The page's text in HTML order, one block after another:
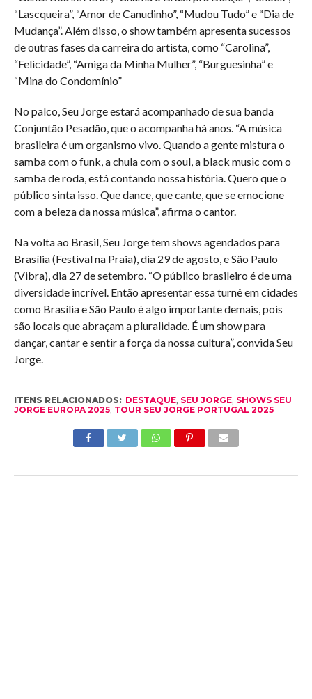
“Lascqueira”, “Amor de Canudinho”, “Mudou Tudo” e “Dia de
Mudança”. Além disso, o show também apresenta sucessos
de outras fases da carreira do artista, como “Carolina”,
“Felicidade”, “Amiga da Minha Mulher”, “Burguesinha” e
“Mina do Condomínio”
No palco, Seu Jorge estará acompanhado de sua banda
Conjuntão Pesadão, que o acompanha há anos. “A música
brasileira é um organismo vivo. Quando a gente mistura o
samba com o funk, a chula com o soul, a black music com o
samba de roda, está contando nossa história. Quero que o
público sinta isso. Que dance, que cante, que se emocione
com a beleza da nossa música”, afirma o cantor.
Na volta ao Brasil, Seu Jorge tem shows agendados para
Brasília (Festival na Praia), dia 29 de agosto, e São Paulo
(Vibra), dia 27 de setembro. “O público brasileiro é de uma
diversidade incrível. Então apresentar essa turnê em cidades
como Brasília e São Paulo é algo importante demais, pois
são locais que abraçam a pluralidade. É um show para
dançar, cantar e sentir a força da nossa cultura”, convida Seu
Jorge.
ITENS RELACIONADOS: DESTAQUE, SEU JORGE, SHOWS SEU
JORGE EUROPA 2025, TOUR SEU JORGE PORTUGAL 2025